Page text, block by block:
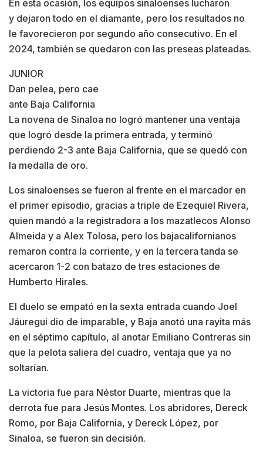
En esta ocasión, los equipos sinaloenses lucharon
y dejaron todo en el diamante, pero los resultados no
le favorecieron por segundo año consecutivo. En el
2024, también se quedaron con las preseas plateadas.
JUNIOR
Dan pelea, pero cae
ante Baja California
La novena de Sinaloa no logró mantener una ventaja
que logró desde la primera entrada, y terminó
perdiendo 2-3 ante Baja California, que se quedó con
la medalla de oro.
Los sinaloenses se fueron al frente en el marcador en
el primer episodio, gracias a triple de Ezequiel Rivera,
quien mandó a la registradora a los mazatlecos Alonso
Almeida y a Alex Tolosa, pero los bajacalifornianos
remaron contra la corriente, y en la tercera tanda se
acercaron 1-2 con batazo de tres estaciones de
Humberto Hirales.
El duelo se empató en la sexta entrada cuando Joel
Jáuregui dio de imparable, y Baja anotó una rayita más
en el séptimo capítulo, al anotar Emiliano Contreras sin
que la pelota saliera del cuadro, ventaja que ya no
soltarían.
La victoria fue para Néstor Duarte, mientras que la
derrota fue para Jesús Montes. Los abridores, Dereck
Romo, por Baja California, y Dereck López, por
Sinaloa, se fueron sin decisión.